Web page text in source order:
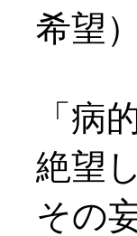
希望）
「病
絶望
その